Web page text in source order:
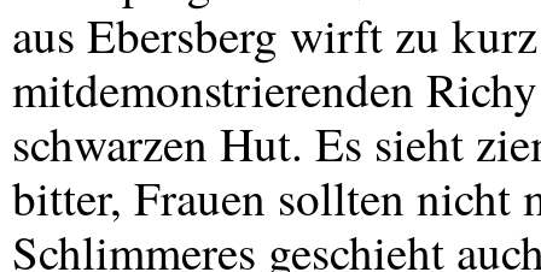
aus Ebersberg wirft zu
mitdemonstrierenden
schwarzen Hut. Es sieht
bitter, Frauen sollten nicht
Schlimmeres geschieht